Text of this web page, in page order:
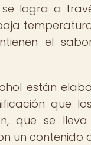
se logra a
el
están
que
que se
un contenido